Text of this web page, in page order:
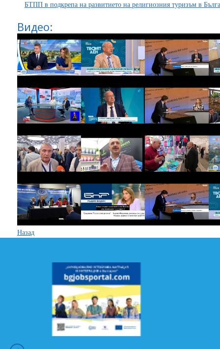
БТПП в подкрепа на развитието на религиозния туризъм в
Видео:
Назад